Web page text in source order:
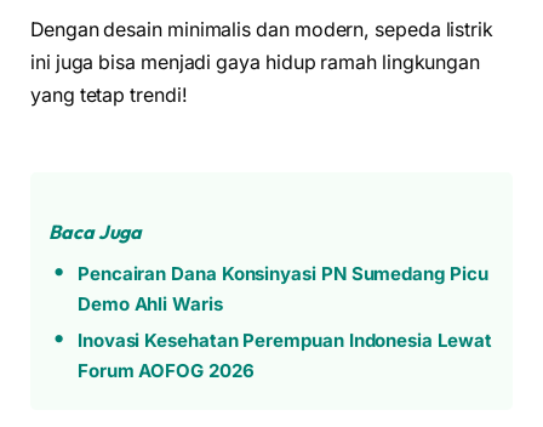
Dengan desain minimalis dan modern, sepeda listrik
ini juga bisa menjadi gaya hidup ramah lingkungan
yang tetap trendi!
Baca Juga
Pencairan Dana Konsinyasi PN Sumedang Picu
Demo Ahli Waris
Inovasi Kesehatan Perempuan Indonesia Lewat
Forum AOFOG 2026